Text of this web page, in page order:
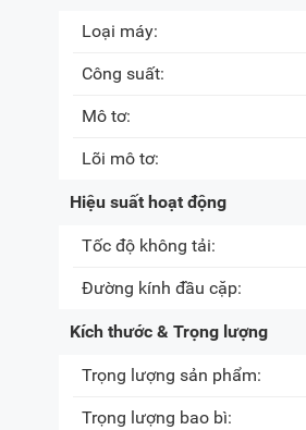
Loại máy:
Công suất:
Mô tơ:
Lõi mô tơ:
Hiệu suất hoạt động
Tốc độ không tải:
Đường kính đầu cặp:
Kích thước & Trọng lượng
Trọng lượng sản phẩm:
Trọng lượng bao bì: